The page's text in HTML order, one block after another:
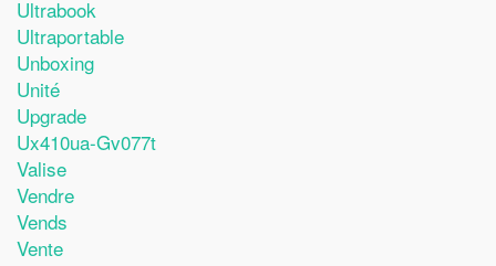
Ultrabook
Ultraportable
Unboxing
Unité
Upgrade
Ux410ua-Gv077t
Valise
Vendre
Vends
Vente